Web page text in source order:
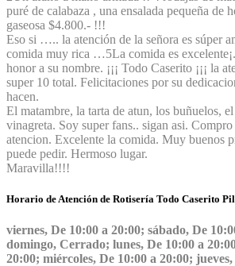
puré de calabaza , una ensalada pequeña de
gaseosa $4.800.- !!!
Eso si ….. la atención de la señora es súper
comida muy rica …5La comida es
honor a su nombre. ¡¡¡ Todo Caserito ¡¡¡ la
super 10 total. Felicitaciones por su
hacen.
El matambre, la tarta de atun, los buñuelos,
vinagreta. Soy super fans.. sigan asi.
atencion. Excelente la comida. Muy buenos
puede pedir. Hermoso lugar.
Maravilla!!!!
Horario de Atención de Rotisería Todo Caserito
viernes, De 10:00 a 20:00; sábado, De
domingo, Cerrado; lunes, De 10:00 a
20:00; miércoles, De 10:00 a 20:00;